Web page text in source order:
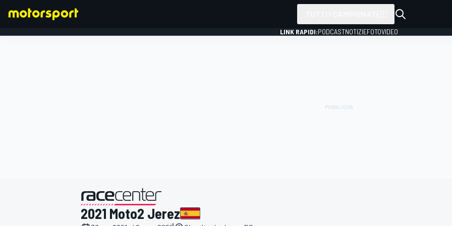
LINK RAPIDI:PODCASTNOTIZIEFOTOVIDEO
presentato da
2021 Moto2 Jerez